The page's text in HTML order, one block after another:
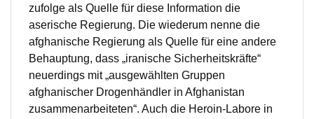
zufolge als Quelle für diese Information die
aserische Regierung. Die wiederum nenne die
afghanische Regierung als Quelle für eine andere
Behauptung, dass „iranische Sicherheitskräfte“
neuerdings mit „ausgewählten Gruppen
afghanischer Drogenhändler in Afghanistan
zusammenarbeiteten“. Auch die Heroin-Labore in